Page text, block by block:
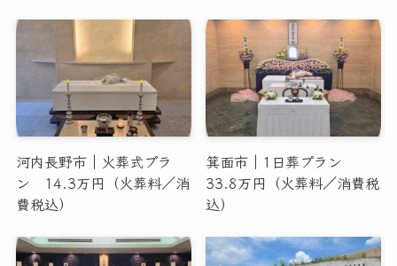
河内長野市｜火葬式プラ
ン 14.3万円（火葬料／消
費税込）
箕面市｜1日葬プラン
33.8万円（火葬料／消費税
込）